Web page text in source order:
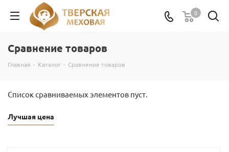
0
Сравнение товаров
Главная - Каталог - Сравнение товаров
Список сравниваемых элементов пуст.
Лучшая цена